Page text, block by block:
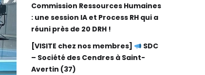
Commission Ressources Humaines
: une session IA et Process RH qui a
réuni près de 20 DRH !
[VISITE chez nos membres]
SDC
– Société des Cendres à Saint-
Avertin (37)